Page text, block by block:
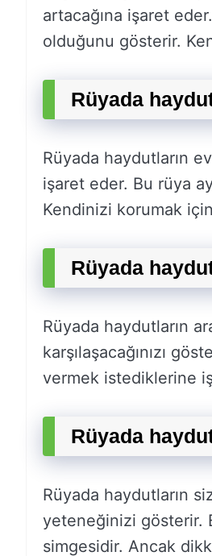
artacağına işaret
olduğunu gösterir.
Rüyada
Rüyada haydutların
işaret eder. Bu rüya
Kendinizi korumak
Rüyada
Rüyada haydutların
karşılaşacağınızı
vermek istediklerine
Rüyada
Rüyada haydutların
yeteneğinizi gösterir.
simgesidir. Ancak